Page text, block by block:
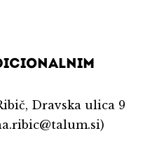
Dravska ulica 9